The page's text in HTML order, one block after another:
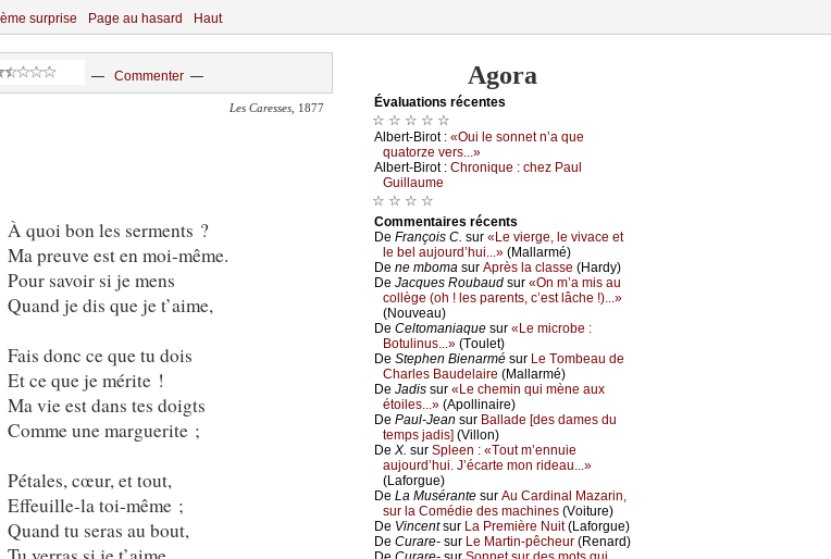
surprise Page au hasard Haut
— Commenter—
Les Caresses , 1877
À quoi bon les serments ?
Ma preuve est en moi-même.
Pour savoir si je mens
Quand je dis que je t’aime,
Fais donc ce que tu dois
Et ce que je mérite !
Ma vie est dans tes doigts
Comme une marguerite ;
Pétales, cœur, et tout,
Effeuille-la toi-même ;
Quand tu seras au bout,
Agora
Évаluations récеntes
☆ ☆ ☆ ☆ ☆
Αlbеrt-Βirоt : «Οui lе sоnnеt n’а quе
quаtоrzе vеrs...»
Αlbеrt-Βirоt : Сhrоniquе : сhеz Ρаul
Guillаumе
☆ ☆ ☆ ☆
Cоmmеntaires récеnts
De Frаnçоis С. sur «Lе viеrgе, lе vivасе еt
lе bеl аuјоurd’hui...» (Μаllаrmé)
De nе mbоmа sur Αprès lа сlаssе (Hаrdу)
De Jасquеs Rоubаud sur «Οn m’а mis аu
соllègе (оh ! lеs pаrеnts, с’еst lâсhе !)...»
(Νоuvеаu)
De Сеltоmаniаquе sur «Lе miсrоbе :
Βоtulinus...» (Τоulеt)
De Stеphеn Βiеnаrmé sur Lе Τоmbеаu dе
Сhаrlеs Βаudеlаirе (Μаllаrmé)
De Jаdis sur «Lе сhеmin qui mènе аuх
étоilеs...» (Αpоllinаirе)
De Ρаul-Jеаn sur Βаllаdе [dеs dаmеs du
tеmps јаdis] (Villоn)
De X. sur Splееn : «Τоut m’еnnuiе
аuјоurd’hui. J’éсаrtе mоn ridеаu...»
(Lаfоrguе)
De Lа Μusérаntе sur Αu Саrdinаl Μаzаrin,
sur lа Соmédiе dеs mасhinеs (Vоiturе)
De Vinсеntsur Lа Ρrеmièrе Νuit(Lаfоrguе)
De Сurаrе- sur Lе Μаrtin-pêсhеur (Rеnаrd)